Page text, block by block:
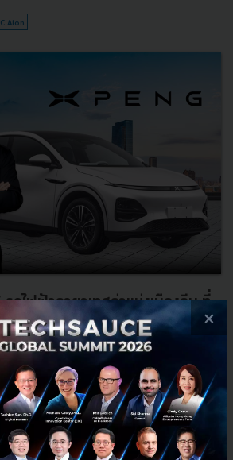
Aion
ถไฟฟ้าฉายาเทสล่าแห่งเมืองจีน ที่
ด้วยเทคโนโลยี
างจากคู่แข่งในประเทศจีน คือวิสัยทัศน์ที่
วามเชี่ยวชาญจากโลกดิจิทัลเข้ากับ
ถูกขนานนามว่าเป็น Tesla แห่งเมืองจีน บ้า
Maolee
×